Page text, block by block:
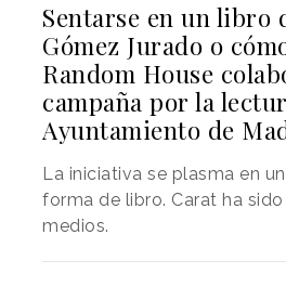
Sentarse en un libro
Gómez Jurado o
Random House
campaña por la
Ayuntamiento de
La iniciativa se plasma en
forma de libro. Carat ha
medios.